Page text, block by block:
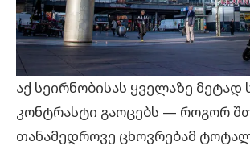
აქ სეირნობისას ყველაზე მეტად
კონტრასტი გაოცებს — როგორ
თანამედროვე ცხოვრებამ